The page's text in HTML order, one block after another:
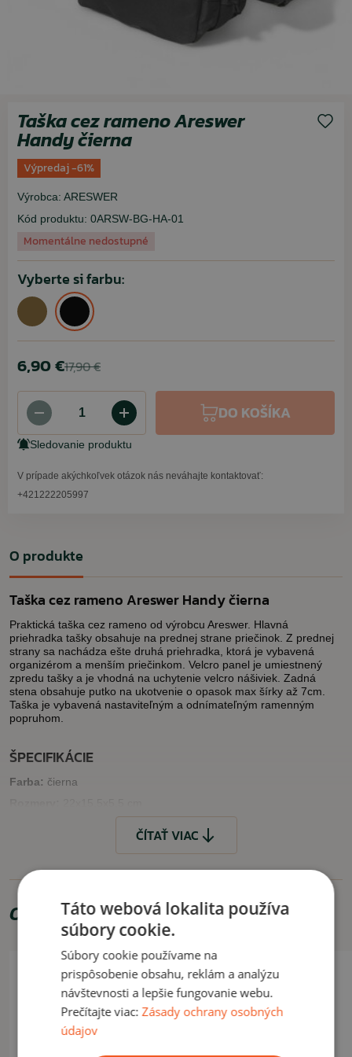
Taška cez rameno Areswer
Handy čierna
Výpredaj -61%
Výrobca: ARESWER
Kód produktu: 0ARSW-BG-HA-01
Momentálne nedostupné
Vyberte si farbu:
6,90 €17,90 €
DO KOŠÍKA
Sledovanie produktu
V prípade akýchkoľvek otázok nás neváhajte kontaktovať:
+421222205997
O produkte
Taška cez rameno Areswer Handy čierna
Praktická taška cez rameno od výrobcu Areswer. Hlavná
priehradka tašky obsahuje na prednej strane priečinok. Z prednej
strany sa nachádza ešte druhá priehradka, ktorá je vybavená
organizérom a menším priečinkom. Velcro panel je umiestnený
zpredu tašky a je vhodná na uchytenie velcro nášiviek. Zadná
stena obsahuje putko na ukotvenie o opasok max šírky až 7cm.
Taška je vybavená nastaviteľným a odnímateľným ramenným
popruhom.
ŠPECIFIKÁCIE
Farba: čierna
nastaviteľný a odnímateľný ramenný popruh
praktický organizér
VYUŽITIE
Vhodné pre každodenné použitie.
ČÍTAŤ MENEJ
ČÍTAŤ VIAC
Odporúčame zakúpiť
Akcia -8%
Letný výpredaj
Táto webová lokalita používa
súbory cookie.
Súbory cookie používame na
prispôsobenie obsahu, reklám a analýzu
návštevnosti a lepšie fungovanie webu.
Prečítajte viac:Zásady ochrany osobných
údajov